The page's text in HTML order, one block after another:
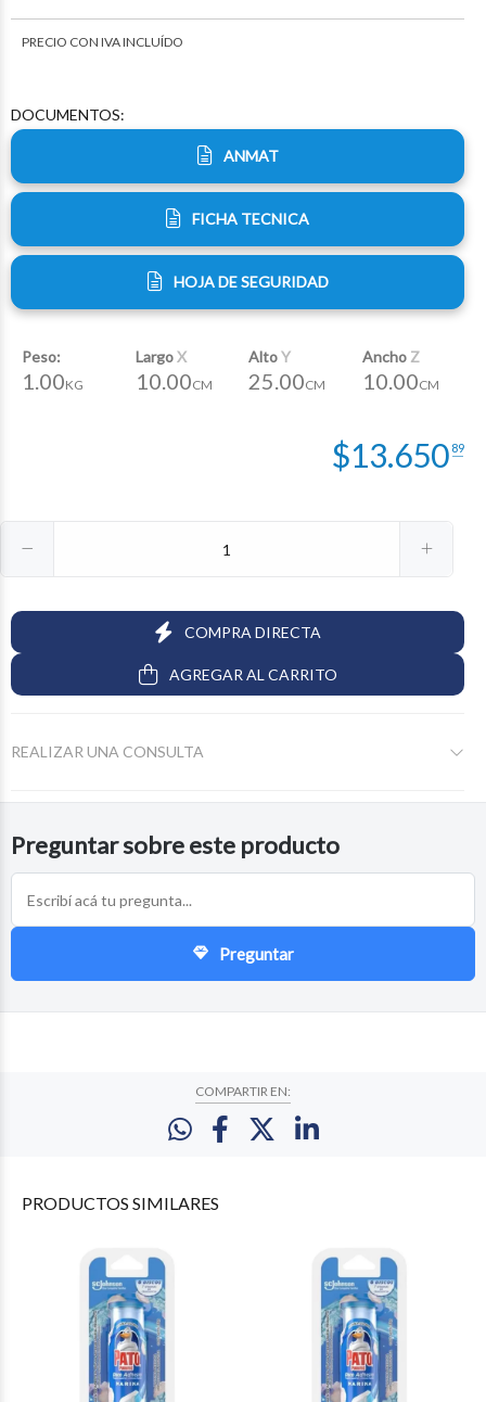
PRECIO CON IVA INCLUÍDO
DOCUMENTOS:
ANMAT
FICHA TECNICA
HOJA DE SEGURIDAD
Peso:
1.00KG
LargoX
10.00CM
AltoY
25.00CM
Ancho Z
10.00CM
$13.650 89
COMPRA DIRECTA
AGREGAR AL CARRITO
REALIZAR UNA CONSULTA
Preguntar sobre este producto
Preguntar
COMPARTIR EN:
PRODUCTOS SIMILARES
$14.67334 $3.462